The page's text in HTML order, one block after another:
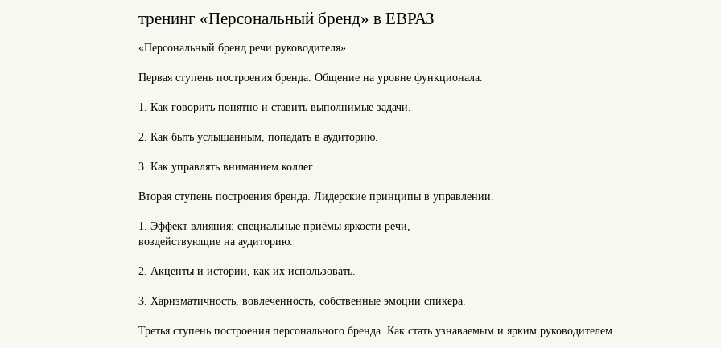
тренинг «Персональный бренд» в ЕВРАЗ
«Персональный бренд речи руководителя»
Первая ступень построения бренда. Общение на уровне функционала.
1. Как говорить понятно и ставить выполнимые задачи.
2. Как быть услышанным, попадать в аудиторию.
3. Как управлять вниманием коллег.
Вторая ступень построения бренда. Лидерские принципы в управлении.
1. Эффект влияния: специальные приёмы яркости речи,
воздействующие на аудиторию.
2. Акценты и истории, как их использовать.
3. Харизматичность, вовлеченность, собственные эмоции спикера.
Третья ступень построения персонального бренда. Как стать узнаваемым и ярким руководителем.